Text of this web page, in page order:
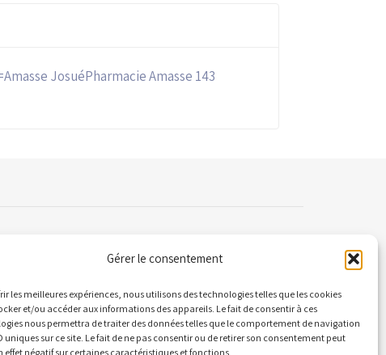
Gérer le consentement
les meilleures expériences, nous utilisons des technologies telles que les cookies
et/ou accéder aux informations des appareils. Le fait de consentir à ces
nous permettra de traiter des données telles que le comportement de navigation
uniques sur ce site. Le fait de ne pas consentir ou de retirer son consentement peut
effet négatif sur certaines caractéristiques et fonctions.
JosuéPharmacie Amasse 143
21 Quai Alphonse le Gallo 92100 Boulogne-